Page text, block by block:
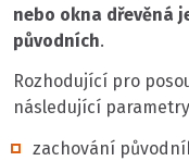
nebo okna dřevěná
původních.
Rozhodující pro
následující
zachování